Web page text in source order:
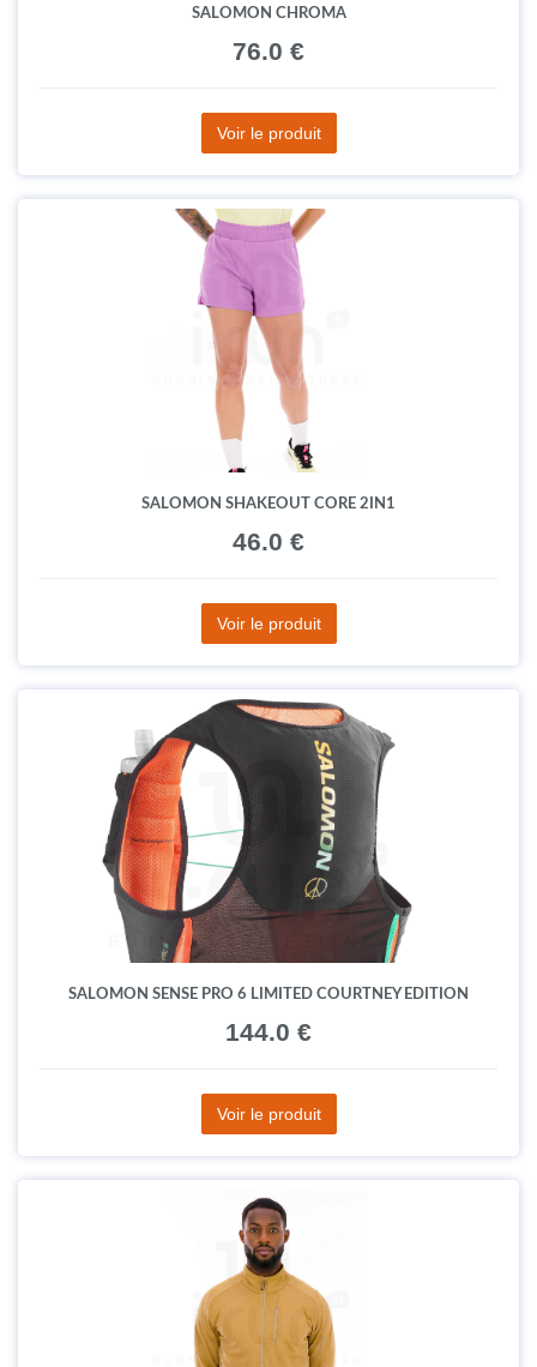
SALOMON CHROMA
76.0 €
Voir le produit
SALOMON SHAKEOUT CORE 2IN1
46.0 €
Voir le produit
SALOMON SENSE PRO 6 LIMITED COURTNEY EDITION
144.0 €
Voir le produit